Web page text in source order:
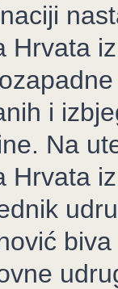
Hrvata
i
Na
Hrvata